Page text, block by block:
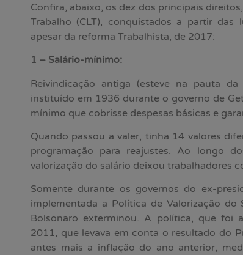
Confira, abaixo, os dez dos principais
Trabalho (CLT), conquistados a partir
apesar da reforma Trabalhista, de 2017:
1 – Salário-mínimo:
Reivindicação antiga (esteve na pauta
instituído em 1936 durante o governo de
mínimo que cobrisse despesas básicas e
Quando passou a valer, tinha 14 valores
programação para reajustes. Ao longo
valorização do salário deixou trabalhadores
Somente durante os governos do ex-
implementada a Política de Valorização
Bolsonaro exterminou. A política, que foi
2011, que levava em conta o resultado do
antes mais a inflação do ano anterior,